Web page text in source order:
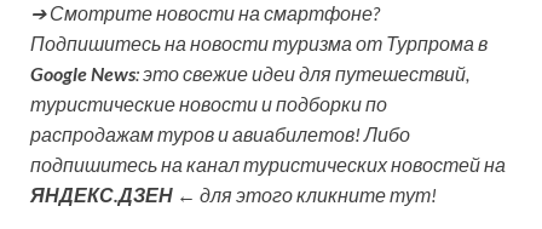
➔ Смотрите новости на смартфоне?
Подпишитесь на новости туризма от Турпрома в
Google News: это свежие идеи для путешествий,
туристические новости и подборки по
распродажам туров и авиабилетов! Либо
подпишитесь на канал туристических новостей на
ЯНДЕКС.ДЗЕН ← для этого кликните тут!